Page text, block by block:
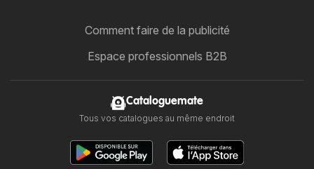
Comment faire de la publicité
Espace professionnels B2B
Cataloguemate
Tous vos catalogues au même endroit